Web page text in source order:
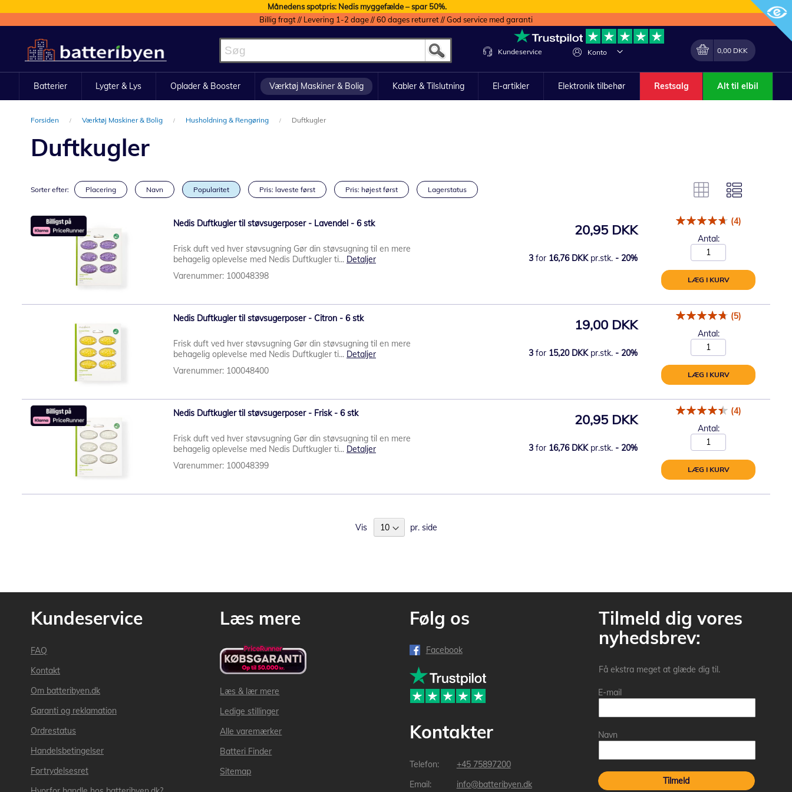
Månedens spotpris: Nedis myggefælde – spar 50%.
Billig fragt // Levering 1-2 dage // 60 dages returret // God service med garanti
to
Content
Konto
Lave
Min indkøbskurv
0,00 DKK
Kundeservice
Batterier Lygter & Lys Oplader & Booster Værktøj Maskiner & Bolig Kabler & Tilslutning El-artikler Elektronik tilbehør Restsalg Alt til elbil
Forsiden Værktøj Maskiner & Bolig Husholdning & Rengøring Duftkugler
Duftkugler
Sorter efter: Placering Navn Popularitet Pris: laveste først Pris: højest først Lagerstatus
Nedis Duftkugler til støvsugerposer - Lavendel - 6 stk
Frisk duft ved hver støvsugning Gør din støvsugning til en mere
behagelig oplevelse med Nedis Duftkugler ti... Detaljer
Varenummer: 100048398
20,95 DKK
3 for 16,76 DKK pr.stk. - 20%
(4)
Antal:
LÆG I KURV
Nedis Duftkugler til støvsugerposer - Citron - 6 stk
Frisk duft ved hver støvsugning Gør din støvsugning til en mere
behagelig oplevelse med Nedis Duftkugler ti... Detaljer
Varenummer: 100048400
19,00 DKK
3 for 15,20 DKK pr.stk. - 20%
(5)
Antal:
LÆG I KURV
Nedis Duftkugler til støvsugerposer - Frisk - 6 stk
Frisk duft ved hver støvsugning Gør din støvsugning til en mere
behagelig oplevelse med Nedis Duftkugler ti... Detaljer
Varenummer: 100048399
20,95 DKK
3 for 16,76 DKK pr.stk. - 20%
(4)
Antal:
LÆG I KURV
Vis pr. side
Kundeservice
FAQ
Kontakt
Om batteribyen.dk
Garanti og reklamation
Ordrestatus
Handelsbetingelser
Fortrydelsesret
Læs mere
Læs & lær mere
Ledige stillinger
Alle varemærker
Batteri Finder
Sitemap
Følg os
Facebook
Kontakter
+45 75897200
info@batteribyen.dk
Tilmeld dig vores
nyhedsbrev:
Få ekstra meget at glæde dig til.
E-mail
Navn
Tilmeld